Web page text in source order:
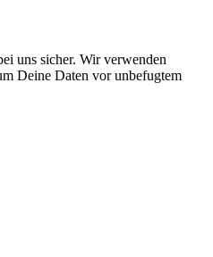
uns sicher. Wir verwenden
Deine Daten vor unbefugtem